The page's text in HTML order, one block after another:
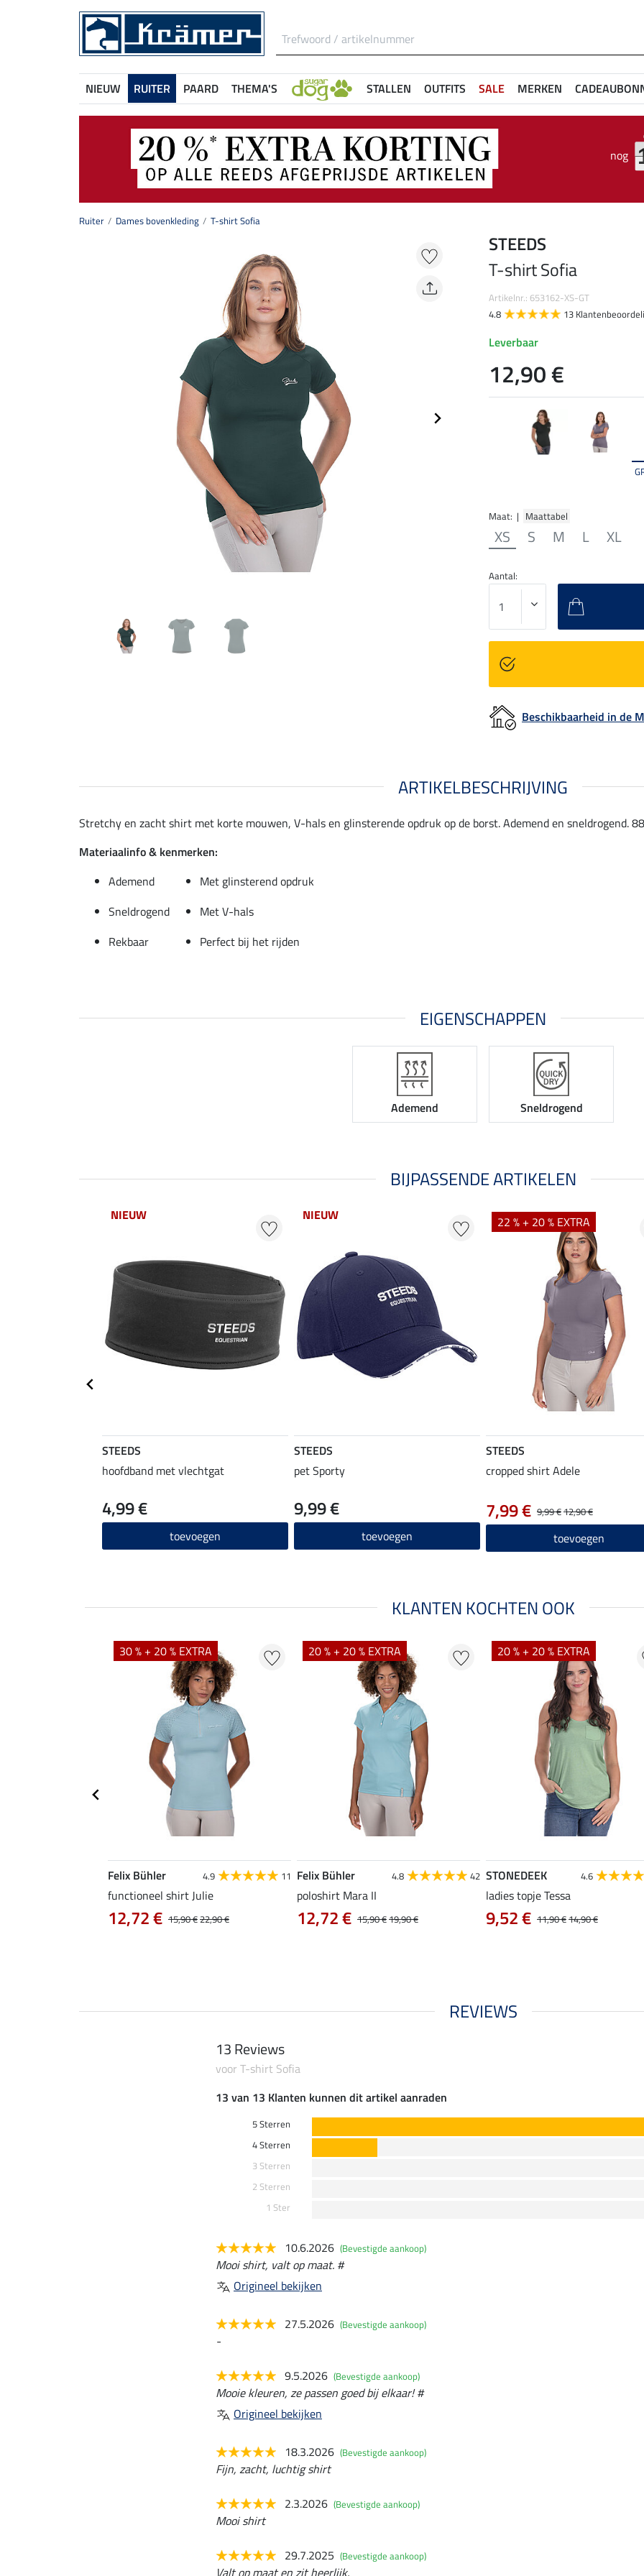
NIEUW RUITER PAARD THEMA'S STALLEN OUTFITS SALE MERKEN
nog
Ruiter Dames bovenkleding T-shirt Sofia
Maat: | Maattabel
XS S M L XL
STEEDS
T-shirt Sofia
Artikelnr.: 653162-XS-GT
4.8
13
Leverbaar
12,90 €
Aantal:
Beschikbaarheid in de
ARTIKELBESCHRIJVING
Stretchy en zacht shirt met korte mouwen, V-hals en glinsterende opdruk op de borst. Ademend en sneldrogend.
Materiaalinfo & kenmerken:
Ademend
Met glinsterend opdruk
Sneldrogend
Met V-hals
Rekbaar
Perfect bij het rijden
EIGENSCHAPPEN
Ademend Sneldrogend
BIJPASSENDE ARTIKELEN
NIEUW
STEEDS
hoofdband met vlechtgat
4,99 €
toevoegen
NIEUW
STEEDS
pet Sporty
9,99 €
toevoegen
22 % + 20 % EXTRA
STEEDS
cropped shirt Adele
9,99 €12,90 €
7,99 €
toevoegen
KLANTEN KOCHTEN OOK
30 % + 20 % EXTRA
Felix Bühler 4.9 11
functioneel shirt Julie
15,90 €22,90 €
12,72 €
20 % + 20 % EXTRA
Felix Bühler 4.8 42
poloshirt Mara II
15,90 €19,90 €
12,72 €
20 % + 20 % EXTRA
STONEDEEK 4.6
ladies topje Tessa
11,90 €14,90 €
9,52 €
REVIEWS
13 Reviews
voor T-shirt Sofia
13 van 13 Klanten kunnen dit artikel aanraden
5 Sterren
4 Sterren
3 Sterren
2 Sterren
1 Ster
10.6.2026 (Bevestigde aankoop)
Mooi shirt, valt op maat. #
Origineel bekijken
27.5.2026 (Bevestigde aankoop)
-
9.5.2026 (Bevestigde aankoop)
Mooie kleuren, ze passen goed bij elkaar! #
Origineel bekijken
18.3.2026 (Bevestigde aankoop)
Fijn, zacht, luchtig shirt
2.3.2026 (Bevestigde aankoop)
Mooi shirt
29.7.2025 (Bevestigde aankoop)
Valt op maat en zit heerlijk.